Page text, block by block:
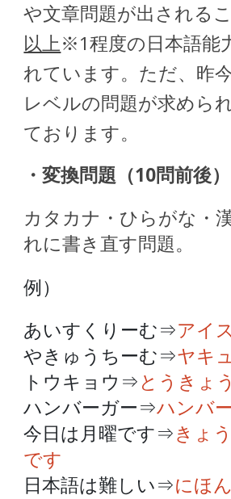
や文章問題が出される
以上※1程度の日本語能
れています。ただ、昨
レベルの問題が求めら
ております。
・変換問題（10問前後）
カタカナ・ひらがな・
れに書き直す問題。
例）
あいすくりーむ⇒アイ
やきゅうちーむ⇒ヤキ
トウキョウ⇒とうきょう
ハンバーガー⇒ハンバ
今日は月曜です⇒きょ
です
日本語は難しい⇒にほ